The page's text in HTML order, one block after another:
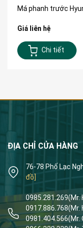
Má phanh trước
Giá liên hệ
Chi tiết
ĐỊA CHỈ CỬA HÀNG
76-78 Phố Lạc
đồ]
0985.281.269(Mr.
0917.886.768(Mr.
0981.404.566(Mr.